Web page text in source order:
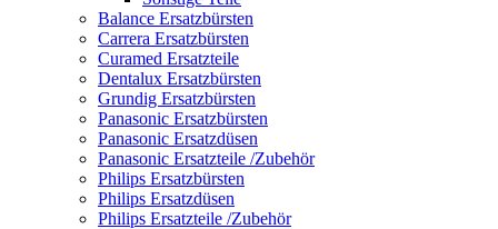
Balance Ersatzbürsten
Carrera Ersatzbürsten
Curamed Ersatzteile
Dentalux Ersatzbürsten
Grundig Ersatzbürsten
Panasonic Ersatzbürsten
Panasonic Ersatzdüsen
Panasonic Ersatzteile /Zubehör
Philips Ersatzbürsten
Philips Ersatzdüsen
Philips Ersatzteile /Zubehör